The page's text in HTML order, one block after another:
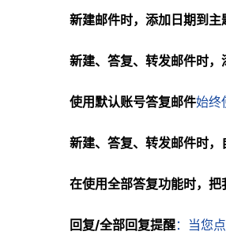
新建邮件时，添加日期到主
新建、答复、转发邮件时，
使用默认账号答复邮件始终
新建、答复、转发邮件时，
在使用全部答复功能时，
回复/全部回复提醒：当您